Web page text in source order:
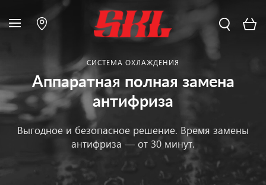
СИСТЕМА ОХЛАЖДЕНИЯ
Аппаратная полная замена
антифриза
Выгодное и безопасное решение. Время замены
антифриза — от 30 минут.